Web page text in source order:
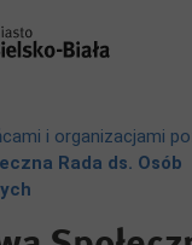
i organizacjami
Rada ds. Osób